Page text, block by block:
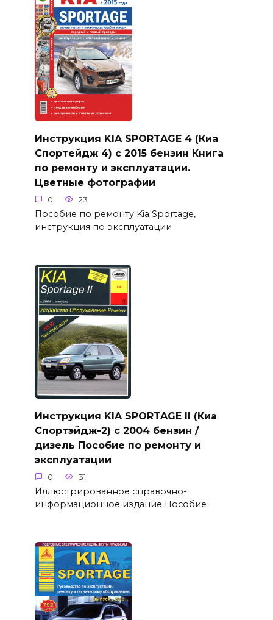
Инструкция KIA SPORTAGE 4 (Киа
Спортейдж 4) с 2015 бензин Книга
по ремонту и эксплуатации.
Цветные фотографии
0 23
Пособие по ремонту Kia Sportage,
инструкция по эксплуатации
Инструкция KIA SPORTAGE II (Киа
Спортэйдж-2) с 2004 бензин /
дизель Пособие по ремонту и
эксплуатации
0 31
Иллюстрированное справочно-
информационное издание Пособие